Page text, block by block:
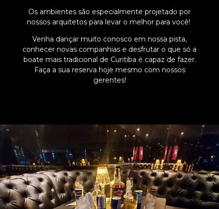
Os ambientes são especialmente projetado por
nossos arquitetos para levar o melhor para você!
Venha dançar muito conosco em nossa pista,
conhecer novas companhias e desfrutar o que só a
boate mais tradicional de Curitiba é capaz de fazer.
Faça a sua reserva hoje mesmo com nossos
gerentes!